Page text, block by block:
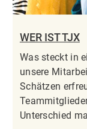
WER IST TJX
Was steckt in
unsere
Schätzen
Unterschied